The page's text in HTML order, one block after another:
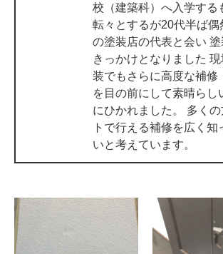
校（建築科）へ入学する
転々とするが20代半ば偶
の塗装店の代表と会い
きっかけとなりました
装でもさらに高度な補修
を目の前にして素晴らし
にひかれました。 多く
トで行える補修を広く知
いと考えています。